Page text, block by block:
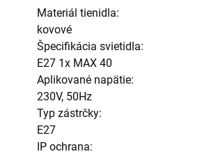
Materiál tienidla:
kovové
Špecifikácia svietidla:
E27 1x MAX 40
Aplikované napätie:
230V, 50Hz
Typ zástrčky:
E27
IP ochrana: